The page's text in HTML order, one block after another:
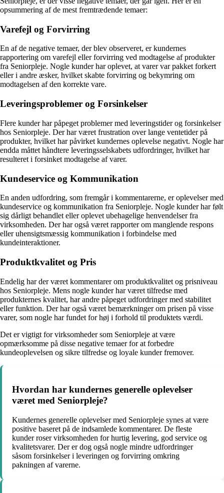
opsummering af de mest fremtrædende temaer:
Varefejl og Forvirring
En af de negative temaer, der blev observeret, er kundernes
rapportering om varefejl eller forvirring ved modtagelse af produkter
fra Seniorpleje. Nogle kunder har oplevet, at varer var pakket forkert
eller i andre æsker, hvilket skabte forvirring og bekymring om
modtagelsen af den korrekte vare.
Leveringsproblemer og Forsinkelser
Flere kunder har påpeget problemer med leveringstider og forsinkelser
hos Seniorpleje. Der har været frustration over lange ventetider på
produkter, hvilket har påvirket kundernes oplevelse negativt. Nogle har
endda måttet håndtere leveringsselskabets udfordringer, hvilket har
resulteret i forsinket modtagelse af varer.
Kundeservice og Kommunikation
En anden udfordring, som fremgår i kommentarerne, er oplevelser med
kundeservice og kommunikation fra Seniorpleje. Nogle kunder har følt
sig dårligt behandlet eller oplevet ubehagelige henvendelser fra
virksomheden. Der har også været rapporter om manglende respons
eller uhensigtsmæssig kommunikation i forbindelse med
kundeinteraktioner.
Produktkvalitet og Pris
Endelig har der været kommentarer om produktkvalitet og prisniveau
hos Seniorpleje. Mens nogle kunder har været tilfredse med
produkternes kvalitet, har andre påpeget udfordringer med stabilitet
eller funktion. Der har også været bemærkninger om prisen på visse
varer, som nogle har fundet for høj i forhold til produktets værdi.
Det er vigtigt for virksomheder som Seniorpleje at være
opmærksomme på disse negative temaer for at forbedre
kundeoplevelsen og sikre tilfredse og loyale kunder fremover.
Hvordan har kundernes generelle oplevelser
været med Seniorpleje?
Kundernes generelle oplevelser med Seniorpleje synes at være
positive baseret på de indsamlede kommentarer. De fleste
kunder roser virksomheden for hurtig levering, god service og
kvalitetsvarer. Der er dog også nogle mindre udfordringer
såsom forsinkelser i leveringen og forvirring omkring
pakningen af varerne.